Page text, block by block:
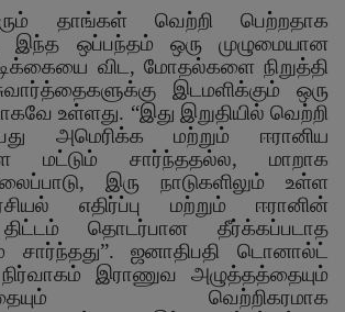
தாங்கள் வெற்றி பெற்றதாக
இந்த ஒப்பந்தம் ஒரு முழுமையான
விட , மோதல்களை நிறுத்தி
இடமளிக்கும் ஒரு
உள்ளது. “இது இறுதியில் வெற்றி
அமெரிக்க மற்றும் ஈரானிய
மட்டும் சார்ந்ததல்ல, மாறாக
, இரு நாடுகளிலும் உள்ள
எதிர்ப்பு மற்றும் ஈரானின்
தொடர்பான தீர்க்கப்படாத
சார்ந்தது”.ஜனாதிபதி டொனால்ட்
இராணுவ அழுத்தத்தையும்
வெற்றிகரமாக